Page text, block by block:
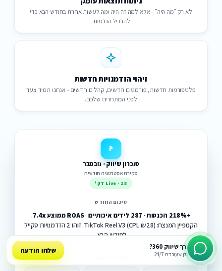
רוצים מערך שיווק 360?
מערכת שיווק שעובדת 24/7 שלחו הודעה
לא רק "מה היה" - אלא למה זה היה ומה לעשות אחרת בחודש הבא כדי
להגדיל הכנסות.
זיהוי הזדמנויות חדשות
פלטפורמות חדשות, פורמטים חדשים, קהלים חדשים - אנחנו תמיד צעד
לפני המתחרים שלכם.
P
סנכרון שיווק · נובמבר
סקירת אסטרטגיה חודשית
Live · 28 דק'
סיכום החודש
+218% הכנסות · 287 לידים איכותיים ·ROAS ממוצע 7.4x
.
הקמפיין המנצח: TikTok Reel V3 (CPL ₪28). זוהו 2 הזדמנויות סקייל
לחודש הבא.